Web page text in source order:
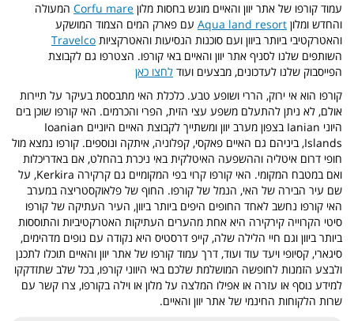
עמוד קורפו של אתר יוון והאיים מוגש בחסות מלון Corfu mare המעולה
והחדש ומלון Aqua land resort עם פארק המים הצמוד המושקע
והאטרקטיבי ביותר ביוון ועם סוכנות הנסיעות והאטרקציות Travelco
השותפים שלנו לסניף אתר יוון והאיים באי קורפו. הצטרפו גם לקבוצת
הפייסבוק שלנו לעדכונים, מבצעים ועוד לחצו כאן
קורפו הוא אי ירוק, הררי ושופע טבע. כלכלת האי מתבססת בעיקר על תיירות
אולם, לא ניתן להתעלם משפע עצי הזית, הפרי והכרמים. האי קורפו שוכן בים
היוני Ianian בצפון מערב יוון ומשתייך לקבוצת האיים היוניים Ioanian
Islands, ביניהם גם האיים פאקסי, קפלוניה, איתקה ונוספים. קורפו נמצא מול
חופי דרום איטליה וההשפעה האיטלקית באי ניכרת בהחלט, אם באדריכלות
ואם במטבח המקומי. האי קורפו קרוי בפי המקומיים גם קרקירה Kerkira, על
שם עיר הבירה של האי, הנמל של קורפו. החוף של פלאוקסטריצה במערב
האי קורפו נחשב לאחד החופים היפים ביותר ביוון, העיר העתיקה של קורפו
סיטי הקרוייה קירקירה היא אחת מהערים העתיקות האטרקטיביות והתוססות
ביותר ביוון וגם חיי הלילה שלה, קייפ דרסטיס היא נקודה עם נופים מדהימים,
סיגארי, קסיופי ויעד עוד ועוד, דרך עמוד קורפו של אתר יוון והאיים תוכלו לתכנן
ולבצע הזמנות לחופשה המושלמת שלכם באי היווני קורפו, בכל שלב שתזדקקו
למידע נוסף או עזרה או אפילו המלצה על מלון או וילה בקורפו, צרו קשר עם
שרות הלקוחות החינמי של אתר יוון והאיים.